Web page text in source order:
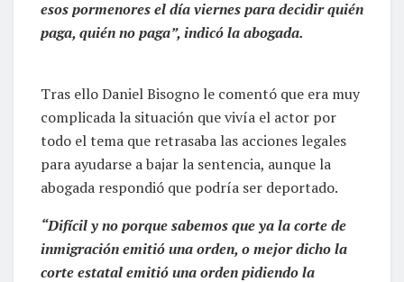
esos pormenores el día viernes para decidir quién
paga, quién no paga”, indicó la abogada.
Tras ello Daniel Bisogno le comentó que era muy
complicada la situación que vivía el actor por
todo el tema que retrasaba las acciones legales
para ayudarse a bajar la sentencia, aunque la
abogada respondió que podría ser deportado.
“Difícil y no porque sabemos que ya la corte de
inmigración emitió una orden, o mejor dicho la
corte estatal emitió una orden pidiendo la